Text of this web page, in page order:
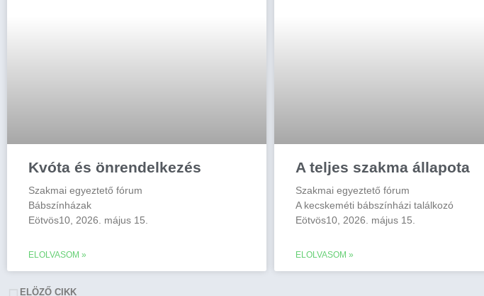
Kvóta és önrendelkezés
Szakmai egyeztető fórum
Bábszínházak
Eötvös10, 2026. május 15.
ELOLVASOM »
A teljes szakma állapota
Szakmai egyeztető fórum
A kecskeméti bábszínházi találkozó
Eötvös10, 2026. május 15.
ELOLVASOM »
ELÖZŐ CIKK